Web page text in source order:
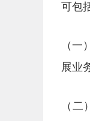
可包
（
展业
（